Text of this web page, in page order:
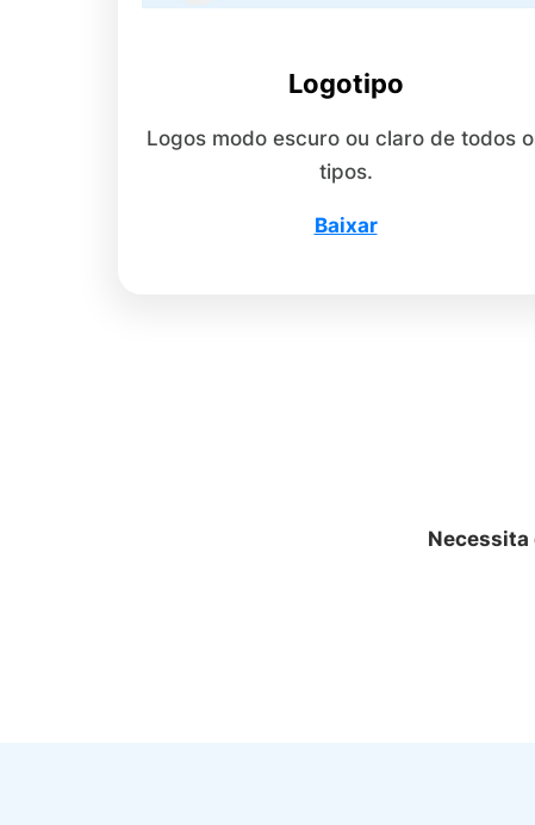
Logotipo
Logos modo escuro ou claro de todos
tipos.
Baixar
Necessita